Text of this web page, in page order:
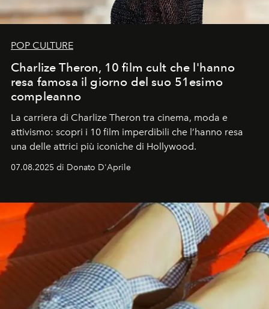
POP CULTURE
Charlize Theron, 10 film cult che l'hanno
resa famosa il giorno del suo 51esimo
compleanno
La carriera di Charlize Theron tra cinema, moda e
attivismo: scopri i 10 film imperdibili che l’hanno resa
una delle attrici più iconiche di Hollywood.
07.08.2025 di Donato D'Aprile